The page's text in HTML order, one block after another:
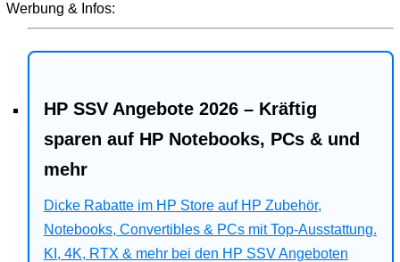
Technik
Web
Business
Angebote
Bitdefender
Werbung & Infos:
HP SSV Angebote 2026 – Kräftig
sparen auf HP Notebooks, PCs & und
mehr
Dicke Rabatte im HP Store auf HP Zubehör,
Notebooks, Convertibles & PCs mit Top-Ausstattung.
KI, 4K, RTX & mehr bei den HP SSV Angeboten